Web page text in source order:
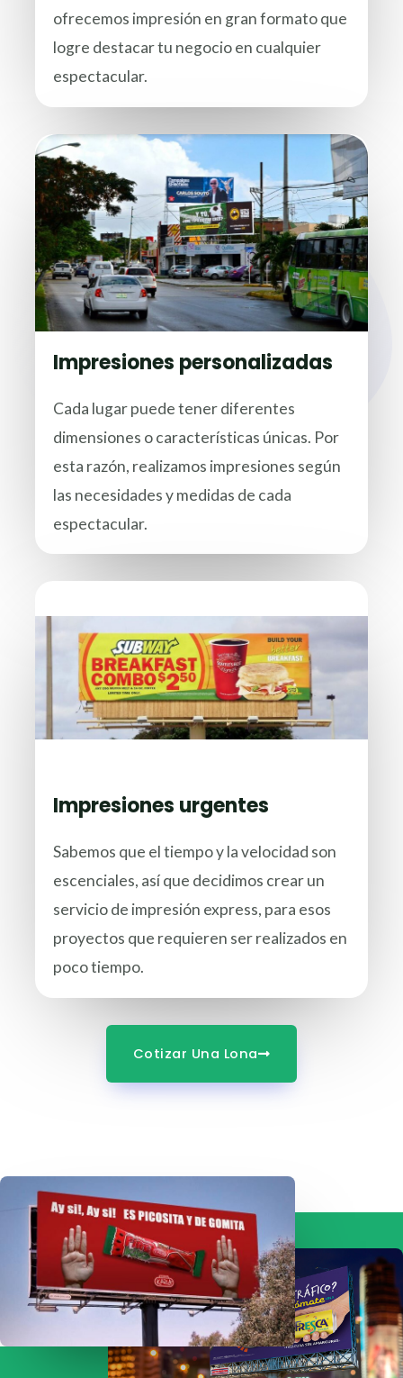
ofrecemos impresión en gran formato que
logre destacar tu negocio en cualquier
espectacular.
Impresiones personalizadas
Cada lugar puede tener diferentes
dimensiones o características únicas. Por
esta razón, realizamos impresiones según
las necesidades y medidas de cada
espectacular.
Impresiones urgentes
Sabemos que el tiempo y la velocidad son
escenciales, así que decidimos crear un
servicio de impresión express, para esos
proyectos que requieren ser realizados en
poco tiempo.
Cotizar Una Lona